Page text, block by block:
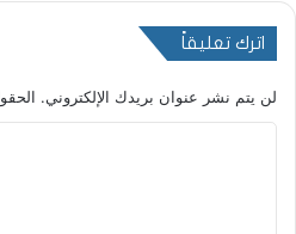
اترك تعليقاً
لن يتم نشر عنوان بريدك الإلكتروني.